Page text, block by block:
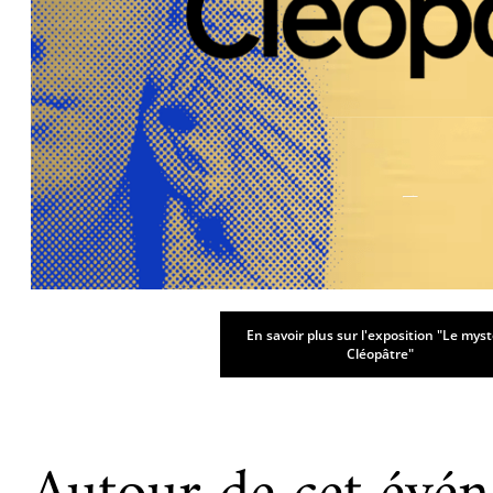
En savoir plus sur l'exposition "Le
Cléopâtre"